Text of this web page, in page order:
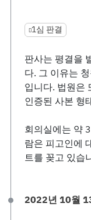
1심 판결
판사는 평결을
다. 그 이유는
입니다. 법원은
인증된 사본 형
회의실에는 약
람은 피고인에
트를 꽂고 있습
2022년 10월